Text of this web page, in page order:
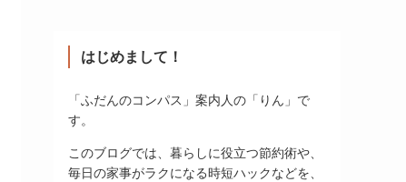
はじめまして！
「ふだんのコンパス」案内人の「りん」で
す。
このブログでは、暮らしに役立つ節約術や、
毎日の家事がラクになる時短ハックなどを、